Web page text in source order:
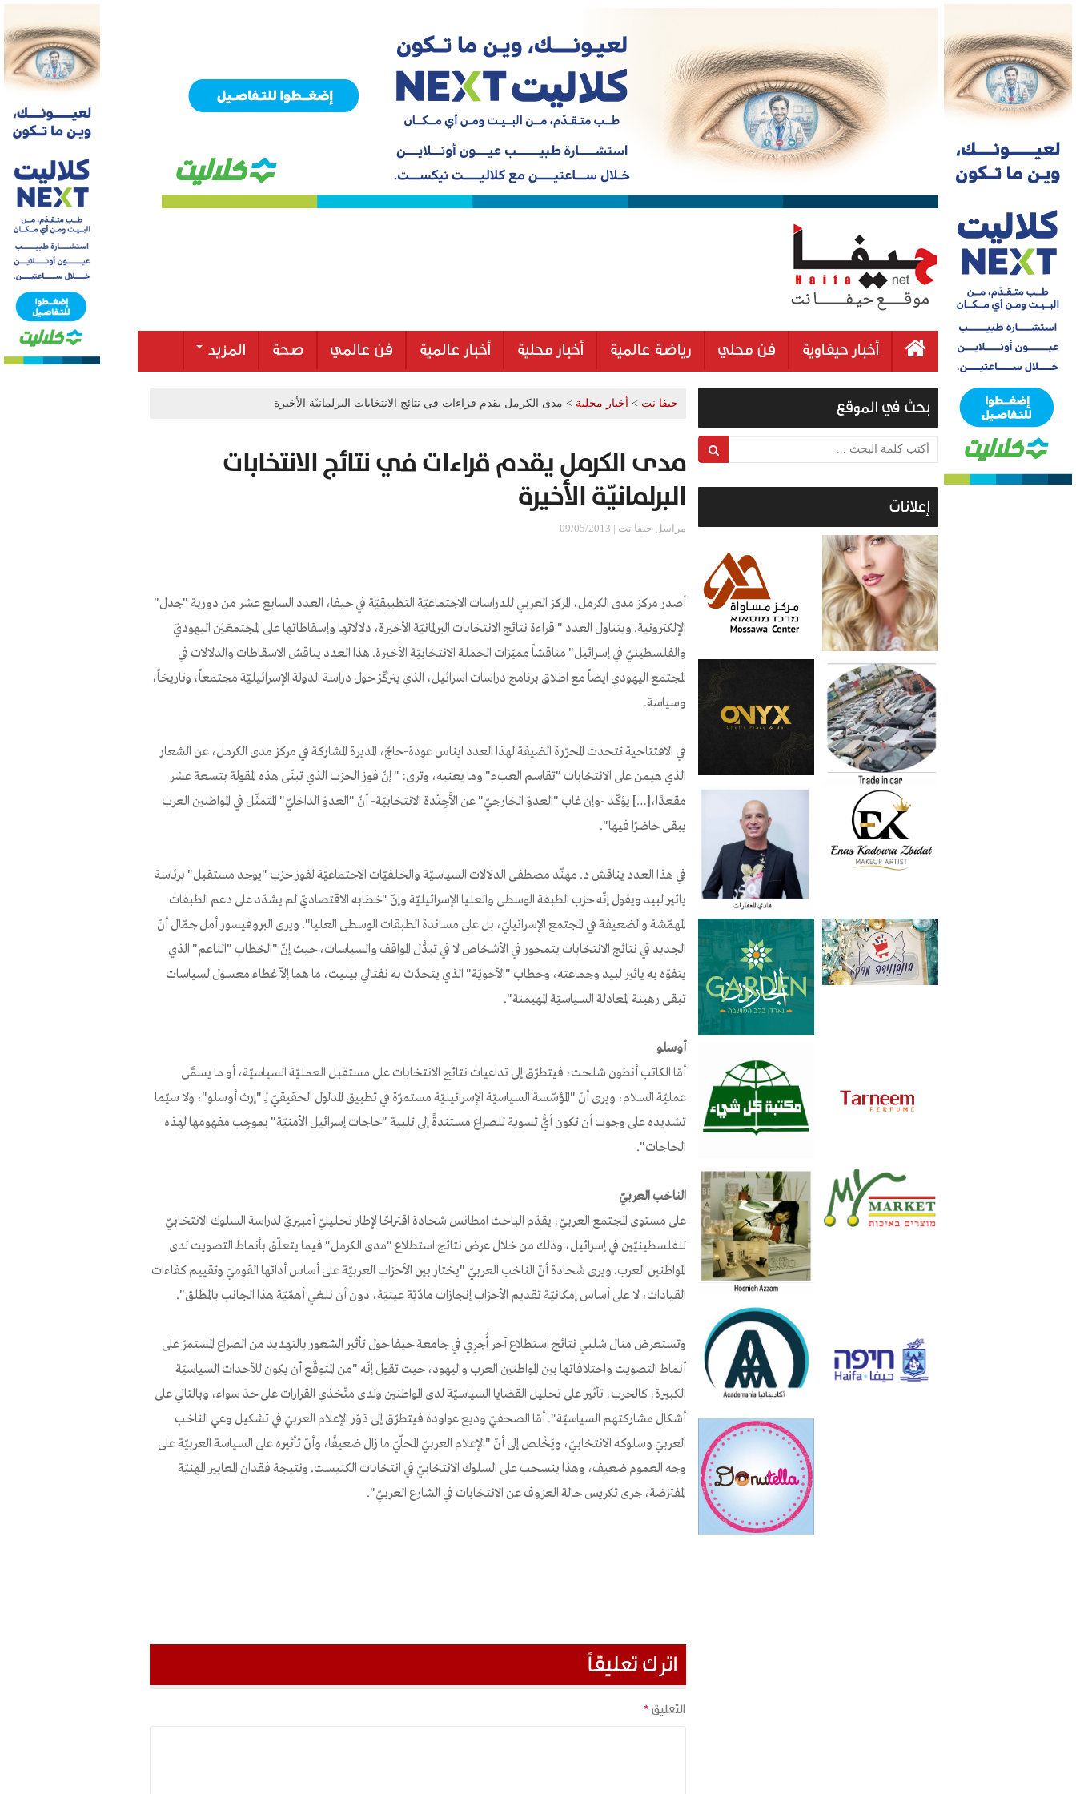
أخبار حيفاوية فن محلي رياضة عالمية أخبار محلية أخبار عالمية فن عالمي صحة المزيد
حيفا نت > أخبار محلية > مدى الكرمل يقدم قراءات في نتائج الانتخابات البرلمانيّة الأخيرة
مدى الكرمل يقدم قراءات في نتائج الانتخابات
البرلمانيّة الأخيرة
مراسل حيفا نت | 09/05/2013
أصدر مركز مدى الكرمل، المركز العربي للدراسات الاجتماعيّة التطبيقيّة في حيفا، العدد السابع عشر من دورية "جدل"
الإلكترونية. ويتناول العدد " قراءة نتائج الانتخابات البرلمانيّة الأخيرة، دلالاتها وإسقاطاتها على المجتمعَيْن اليهوديّ
والفلسطينيّ في إسرائيل" مناقشاً مميّزات الحملة الانتخابيّة الأخيرة. هذا العدد يناقش الاسقاطات والدلالات في
المجتمع اليهودي ايضاً مع اطلاق برنامج دراسات اسرائيل، الذي يتركّز حول دراسة الدولة الإسرائيليّة مجتمعاً، وتاريخاً،
وسياسة.
في الافتتاحية تتحدث المحرّرة الضيفة لهذا العدد ايناس عودة-حاجّ، المديرة المشاركة في مركز مدى الكرمل، عن الشعار
الذي هيمن على الانتخابات "تقاسم العبء" وما يعنيه، وترى: " إنّ فوز الحزب الذي تبنّى هذه المقولة بتسعة عشر
مقعدًا،[…] يؤكّد -وإن غاب "العدوّ الخارجيّ" عن الأَجِنْدة الانتخابيّة- أنّ "العدوّ الداخليّ" المتمثّل في المواطنين العرب
يبقى حاضرًا فيها".
في هذا العدد يناقش د. مهنّد مصطفى الدلالات السياسيّة والخلفيّات الاجتماعيّة لفوز حزب "يوجد مستقبل" برئاسة
يائير لبيد ويقول إنّه حزب الطبقة الوسطى والعليا الإسرائيليّة وإنّ "خطابه الاقتصاديّ لم يشدّد على دعم الطبقات
المهمّشة والضعيفة في المجتمع الإسرائيليّ، بل على مساندة الطبقات الوسطى العليا". ويرى البروفيسور أمل جمّال أنّ
الجديد في نتائج الانتخابات يتمحور في الأشخاص لا في تبدُّل المواقف والسياسات، حيث إنّ "الخطاب "الناعم" الذي
يتفوّه به يائير لبيد وجماعته، وخطاب "الأخويّة" الذي يتحدّث به نفتالي بينيت، ما هما إلاّ غطاء معسول لسياسات
تبقى رهينة المعادلة السياسيّة المهيمنة".
أوسلو
أمّا الكاتب أنطون شلحت، فيتطرّق إلى تداعيات نتائج الانتخابات على مستقبل العمليّة السياسيّة، أو ما يسمَّى
عمليّة السلام، ويرى أنّ "المؤسّسة السياسيّة الإسرائيليّة مستمرّة في تطبيق المدلول الحقيقيّ لـِ "إرث أوسلو"، ولا سيّما
تشديده على وجوب أن تكون أيُّ تسوية للصراع مستندةً إلى تلبية "حاجات إسرائيل الأمنيّة" بموجِب مفهومها لهذه
الحاجات".
الناخب العربيّ
على مستوى المجتمع العربيّ، يقدّم الباحث امطانس شحادة اقتراحًا لإطار تحليليّ أمبيريّ لدراسة السلوك الانتخابيّ
للفلسطينيّين في إسرائيل، وذلك من خلال عرض نتائج استطلاع "مدى الكرمل" فيما يتعلّق بأنماط التصويت لدى
المواطنين العرب. ويرى شحادة أنّ الناخب العربيّ "يختار بين الأحزاب العربيّة على أساس أدائها القوميّ وتقييم كفاءات
القيادات، لا على أساس إمكانيّة تقديم الأحزاب إنجازات مادّيّة عينيّة، دون أن نلغي أهمّيّة هذا الجانب بالمطلق".
وتستعرض منال شلبي نتائج استطلاع آخر أُجرِيَ في جامعة حيفا حول تأثير الشعور بالتهديد من الصراع المستمرّ على
أنماط التصويت واختلافاتها بين المواطنين العرب واليهود، حيث تقول إنّه "من المتوقّع أن يكون للأحداث السياسيّة
الكبيرة، كالحرب، تأثير على تحليل القضايا السياسيّة لدى المواطنين ولدى متّخذي القرارات على حدّ سواء، وبالتالي على
أشكال مشاركتهم السياسيّة". أمّا الصحفيّ وديع عواودة فيتطرّق إلى دَوْر الإعلام العربيّ في تشكيل وعي الناخب
العربيّ وسلوكه الانتخابيّ، ويَخْلص إلى أنّ "الإعلام العربيّ المحلّيّ ما زال ضعيفًا، وأنّ تأثيره على السياسة العربيّة على
وجه العموم ضعيف، وهذا ينسحب على السلوك الانتخابيّ في انتخابات الكنيست. ونتيجة فقدان المعايير المهنيّة
المفترَضة، جرى تكريس حالة العزوف عن الانتخابات في الشارع العربيّ".
اترك تعليقاً
التعليق*
بحث في الموقع
أكتب كلمة البحث ...
إعلانات